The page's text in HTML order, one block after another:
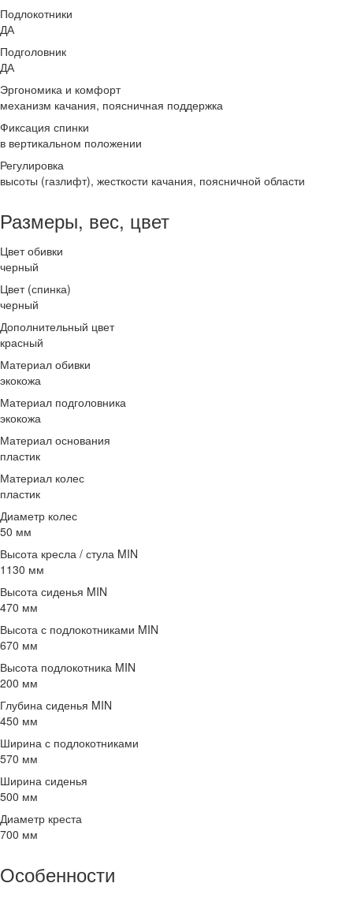
Подлокотники
ДА
Подголовник
ДА
Эргономика и комфорт
механизм качания, поясничная поддержка
Фиксация спинки
в вертикальном положении
Регулировка
высоты (газлифт), жесткости качания, поясничной области
Размеры, вес, цвет
Цвет обивки
черный
Цвет (спинка)
черный
Дополнительный цвет
красный
Материал обивки
экокожа
Материал подголовника
экокожа
Материал основания
пластик
Материал колес
пластик
Диаметр колес
50 мм
Высота кресла / стула MIN
1130 мм
Высота сиденья MIN
470 мм
Высота с подлокотниками MIN
670 мм
Высота подлокотника MIN
200 мм
Глубина сиденья MIN
450 мм
Ширина с подлокотниками
570 мм
Ширина сиденья
500 мм
Диаметр креста
700 мм
Особенности